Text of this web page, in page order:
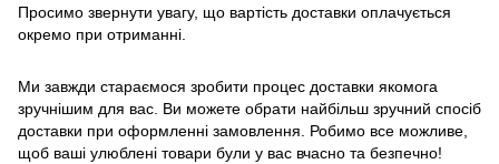
Просимо звернути увагу, що вартість доставки оплачується
окремо при отриманні.
Ми завжди стараємося зробити процес доставки якомога
зручнішим для вас. Ви можете обрати найбільш зручний спосіб
доставки при оформленні замовлення. Робимо все можливе,
щоб ваші улюблені товари були у вас вчасно та безпечно!